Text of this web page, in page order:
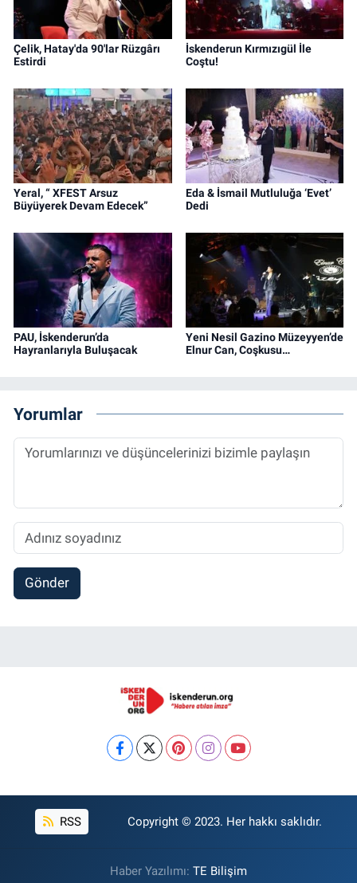
Çelik, Hatay'da 90'lar Rüzgârı
Estirdi
İskenderun Kırmızıgül İle
Coştu!
Yeral, “ XFEST Arsuz
Büyüyerek Devam Edecek”
Eda & İsmail Mutluluğa ‘Evet’
Dedi
PAU, İskenderun’da
Hayranlarıyla Buluşacak
Yeni Nesil Gazino Müzeyyen’de
Elnur Can, Coşkusu…
Yorumlar
Gönder
RSS Copyright © 2023. Her hakkı saklıdır.
Haber Yazılımı: TE Bilişim